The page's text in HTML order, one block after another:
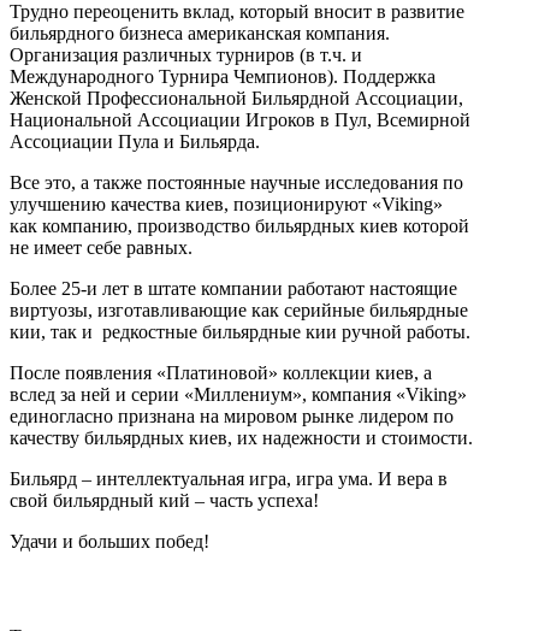
Трудно переоценить вклад, который вносит в развитие
бильярдного бизнеса американская компания.
Организация различных турниров (в т.ч. и
Международного Турнира Чемпионов). Поддержка
Женской Профессиональной Бильярдной Ассоциации,
Национальной Ассоциации Игроков в Пул, Всемирной
Ассоциации Пула и Бильярда.
Все это, а также постоянные научные исследования по
улучшению качества киев, позиционируют «Viking»
как компанию, производство бильярдных киев которой
не имеет себе равных.
Более 25-и лет в штате компании работают настоящие
виртуозы, изготавливающие как серийные бильярдные
кии, так и редкостные бильярдные кии ручной работы.
После появления «Платиновой» коллекции киев, а
вслед за ней и серии «Миллениум», компания «Viking»
единогласно признана на мировом рынке лидером по
качеству бильярдных киев, их надежности и стоимости.
Бильярд – интеллектуальная игра, игра ума. И вера в
свой бильярдный кий – часть успеха!
Удачи и больших побед!